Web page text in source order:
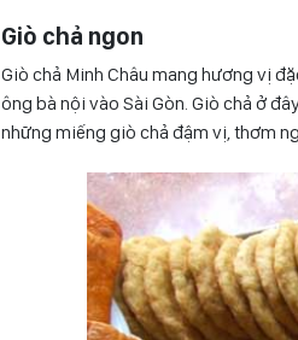
Giò chả ngon
Giò chả Minh Châu mang hương vị
ông bà nội vào Sài Gòn. Giò chả ở
những miếng giò chả đậm vị, thơm